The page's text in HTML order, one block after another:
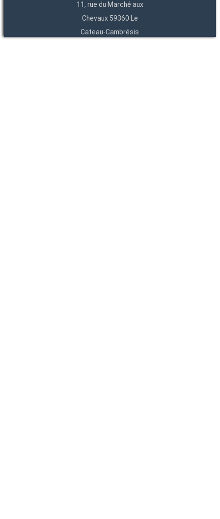
11, rue du Marché aux
Chevaux 59360 Le
Cateau-Cambrésis